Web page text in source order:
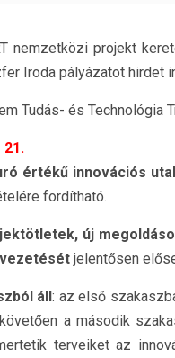
nemzetközi projekt
Iroda pályázatot hirdet
Tudás- és Technológia
21.
értékű innovációs
fordítható.
új
jelentősen
áll: az első
a második
terveiket az